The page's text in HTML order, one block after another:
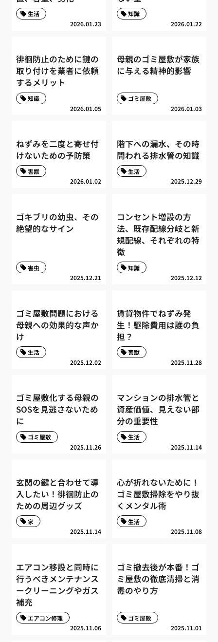
2026.01.23
生活
2026.01.22
知識
徘徊防止のために鍵の
取り付けを業者に依頼
するメリット
2026.01.05
知識
母親のゴミ屋敷が家族
に与える精神的影響
2026.01.03
ゴミ屋敷
ねずみを二度と寄せ付
けないための予防策
2026.01.02
害獣
階下への漏水、その時
問われる排水管の知識
2025.12.29
生活
ゴキブリの幼虫、その
絶望的なサイン
2025.12.21
害虫
コンセント増設の方
法、既存配線分岐と新
規配線、それぞれの特
徴
2025.12.12
知識
ゴミ屋敷問題における
母親への効果的な声か
け
2025.12.02
生活
賃貸物件でねずみ発
生！駆除費用は誰の負
担？
2025.11.28
害獣
ゴミ屋敷化する母親の
SOSを見逃さないため
に
2025.11.26
ゴミ屋敷
マンションの排水管と
資産価値、見えない部
分の重要性
2025.11.14
生活
玄関の鍵と合わせて導
入したい！徘徊防止の
ための周辺グッズ
2025.11.14
家
心が折れないために！
ゴミ屋敷掃除をやり抜
くメンタル術
2025.11.08
生活
エアコン移設と同時に
行うべきメンテナンス
ークリーニングやガス
補充
2025.11.06
エアコン修理
ゴミ撤去後が本番！ゴ
ミ屋敷の徹底清掃と消
毒のやり方
2025.11.01
ゴミ屋敷